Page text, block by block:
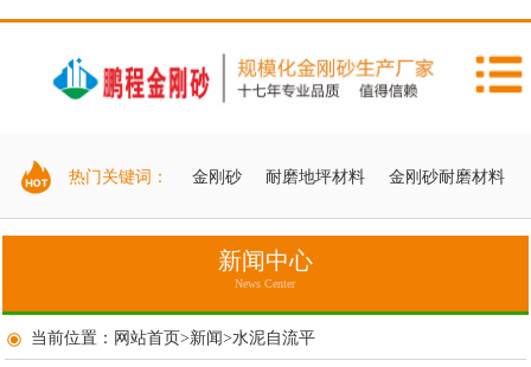
热门关键词： 金刚砂 耐磨地坪材料 金刚砂耐磨材料
新闻中心
News Center
当前位置： 网站首页>新闻>水泥自流平